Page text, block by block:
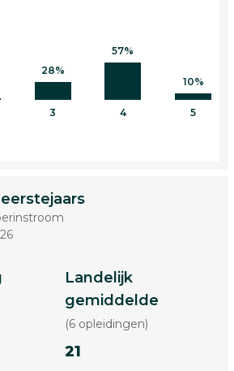
28%
3
57%
4
10%
5
Landelijk
gemiddelde
(6 opleidingen)
21